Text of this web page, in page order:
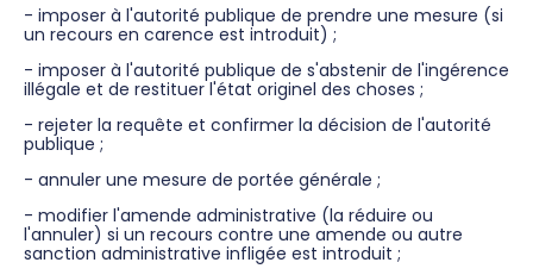
- imposer à l'autorité publique de prendre une mesure (si
un recours en carence est introduit) ;
- imposer à l'autorité publique de s'abstenir de l'ingérence
illégale et de restituer l'état originel des choses ;
- rejeter la requête et confirmer la décision de l'autorité
publique ;
- annuler une mesure de portée générale ;
- modifier l'amende administrative (la réduire ou
l'annuler) si un recours contre une amende ou autre
sanction administrative infligée est introduit ;